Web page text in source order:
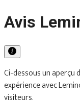
Avis
Ci-dessous un aperçu
expérience avec
visiteurs.